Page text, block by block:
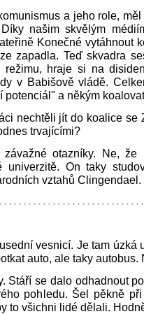
a jeho role,
našim skvělým
Konečné vytáhnout
zapadla. Teď skvadra
hraje si na
v Babišově vládě.
potenciál" a někým
nechtěli jít do koalice se
trvajícími?
otazníky. Ne, že
univerzitě. On taky
vztahů Clingendael.
vesnicí. Je tam úzká
auto, ale taky autobus.
Stáří se dalo odhadnout
pohledu. Šel pěkně
to všichni lidé dělali.